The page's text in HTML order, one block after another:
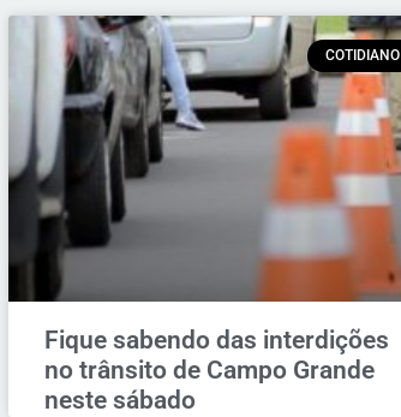
COTIDIANO
Fique sabendo das interdições
no trânsito de Campo Grande
neste sábado